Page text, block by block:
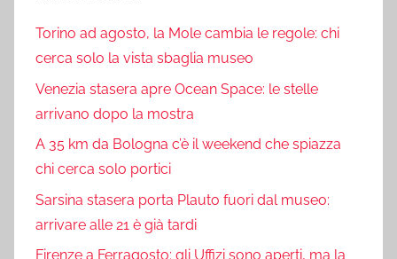
Torino ad agosto, la Mole cambia le regole: chi
cerca solo la vista sbaglia museo
Venezia stasera apre Ocean Space: le stelle
arrivano dopo la mostra
A 35 km da Bologna c’è il weekend che spiazza
chi cerca solo portici
Sarsina stasera porta Plauto fuori dal museo:
arrivare alle 21 è già tardi
Firenze a Ferragosto: gli Uffizi sono aperti, ma la